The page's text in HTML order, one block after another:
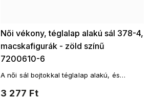
Női vékony, téglalap alakú sál 378-4,
macskafigurák - zöld színű
7200610-6
3 277 Ft
A női sál bojtokkal téglalap alakú, és
fantáziádnak nincsenek határai.